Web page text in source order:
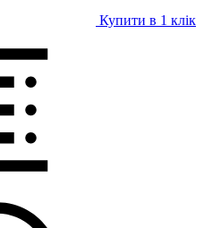
Купити в 1 клiк